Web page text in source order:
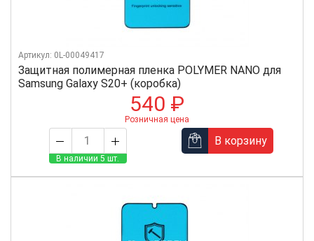
Защитная полимерная пленка POLYMER NANO для
Samsung Galaxy S20+ (коробка)
Артикул: 0L-00049417
540 ₽
Розничная цена
В наличии 5 шт.
В корзину